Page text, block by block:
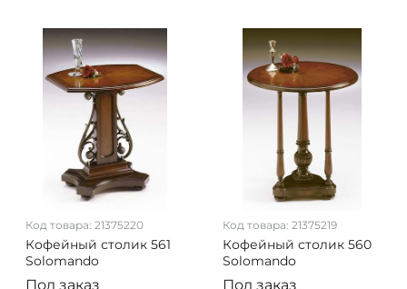
Код товара: 21375220
Кофейный столик 561
Solomando
Под заказ
Код товара: 21375219
Кофейный столик 560
Solomando
Под заказ